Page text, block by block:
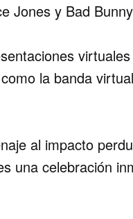
Jones y Bad
la banda
al impacto
una celebración